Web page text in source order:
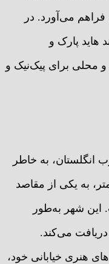
فراهم می‌آورد. در
هاید پارک و
محلی برای پیک‌نیک و
انگلستان، به خاطر
به یکی از مقاصد
شهر به‌طور
دریافت می‌کند.
هنری خیابانی خود،